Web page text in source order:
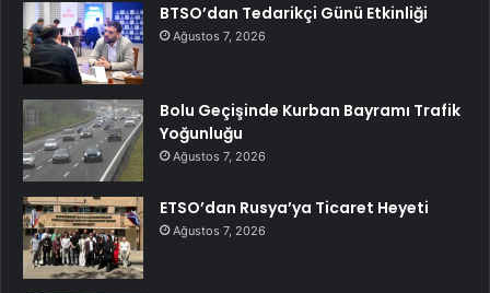
BTSO’dan Tedarikçi Günü Etkinliği
Ağustos 7, 2026
Bolu Geçişinde Kurban Bayramı Trafik
Yoğunluğu
Ağustos 7, 2026
ETSO’dan Rusya’ya Ticaret Heyeti
Ağustos 7, 2026